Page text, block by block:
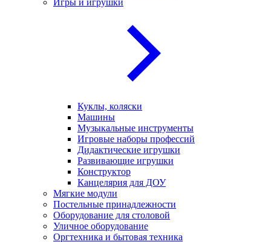
Игры и игрушки
Куклы, коляски
Машины
Музыкальные инструменты
Игровые наборы профессий
Дидактические игрушки
Развивающие игрушки
Конструктор
Канцелярия для ДОУ
Мягкие модули
Постельные принадлежности
Оборудование для столовой
Уличное оборудование
Оргтехника и бытовая техника